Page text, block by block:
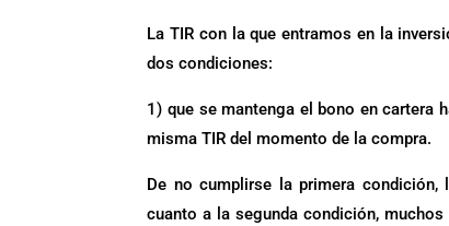
La TIR con la que entramos en la
dos condiciones:
1) que se mantenga el bono en cartera
misma TIR del momento de la compra.
De no cumplirse la primera condición,
cuanto a la segunda condición,